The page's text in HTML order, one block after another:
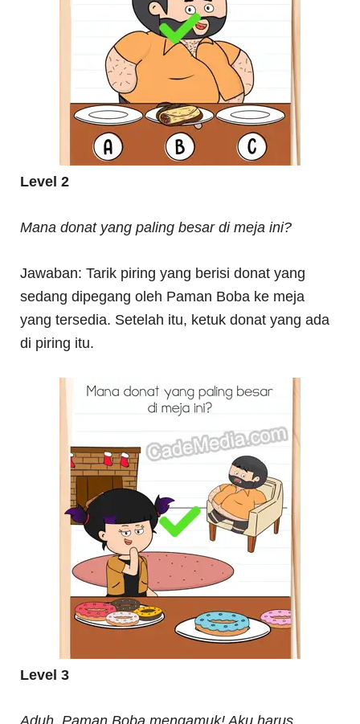
Level 2
Mana donat yang paling besar di meja ini?
Jawaban: Tarik piring yang berisi donat yang
sedang dipegang oleh Paman Boba ke meja
yang tersedia. Setelah itu, ketuk donat yang ada
di piring itu.
Level 3